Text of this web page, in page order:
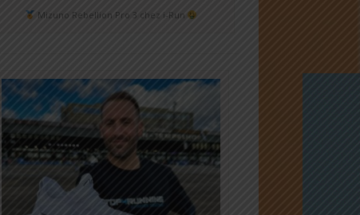
Mizuno Rebellion Pro 3 chez i-Run